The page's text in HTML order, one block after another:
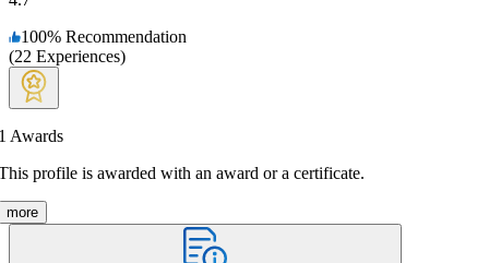
100% Recommendation
(22 Experiences)
Awards
profile is awarded with an award or a certificate.
more